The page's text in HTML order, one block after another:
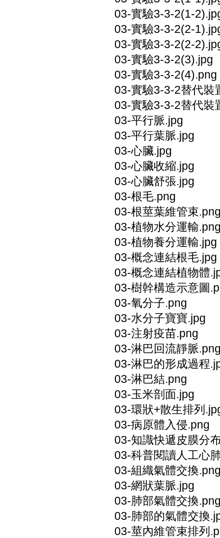
03-實驗3-3-2(1-
03-實驗3-3-2(2-
03-實驗3-3-2(2-
03-實驗3-3-2(3).jpg
03-實驗3-3-2(4).png
03-實驗3-3-2替代裝
03-實驗3-3-2替代裝
03-平行脈.jpg
03-平行葉脈.jpg
03-心臟.jpg
03-心臟收縮.jpg
03-心臟舒張.jpg
03-根毛.png
03-根莖葉維管束
03-植物水分運輸
03-植物養分運輸.jpg
03-概念連結根毛.jpg
03-概念連結植物體
03-樹幹構造示意圖
03-氧分子.png
03-水分子寶寶.jpg
03-注射疫苗.png
03-淋巴回流靜脈
03-淋巴的形成過程
03-淋巴結.png
03-玉米剖面.jpg
03-環狀+散生排列
03-病原體入侵.png
03-知識快遞皮膜分
03-科普閱讀人工心
03-組織氣體交換
03-網狀葉脈.jpg
03-肺部氣體交換
03-肺部的氣體交換
03-莖內維管束排列